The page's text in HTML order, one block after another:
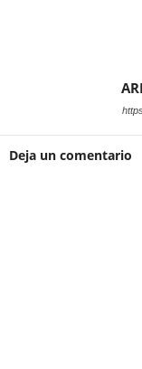
Deja un comentario